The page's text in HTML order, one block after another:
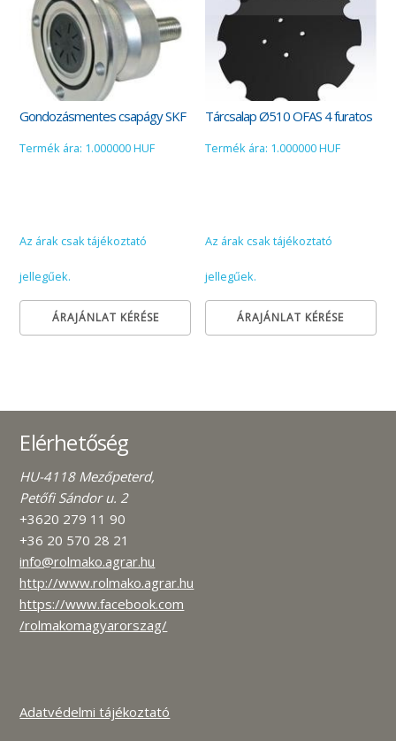
Gondozásmentes csapágy SKF
Termék ára: 1.000000 HUF
Az árak csak tájékoztató
jellegűek.
ÁRAJÁNLAT KÉRÉSE
Tárcsalap Ø510 OFAS 4 furatos
Termék ára: 1.000000 HUF
Az árak csak tájékoztató
jellegűek.
ÁRAJÁNLAT KÉRÉSE
Elérhetőség
HU-4118 Mezőpeterd,
Petőfi Sándor u. 2
+3620 279 11 90
+36 20 570 28 21
info@rolmako.agrar.hu
http://www.rolmako.agrar.hu
https://www.facebook.com
/rolmakomagyarorszag/
Adatvédelmi tájékoztató